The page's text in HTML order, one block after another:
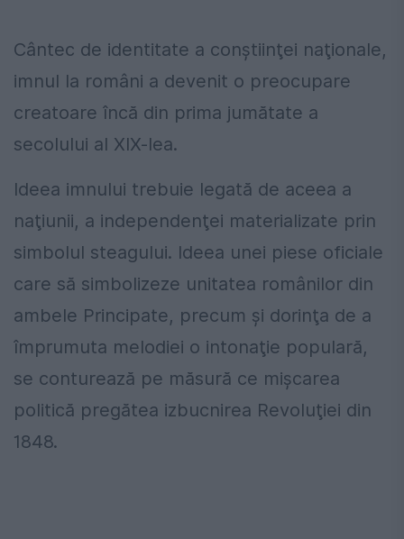
Cântec de identitate a conştiinţei naţionale,
imnul la români a devenit o preocupare
creatoare încă din prima jumătate a
secolului al XIX-lea.
Ideea imnului trebuie legată de aceea a
naţiunii, a independenţei materializate prin
simbolul steagului. Ideea unei piese oficiale
care să simbolizeze unitatea românilor din
ambele Principate, precum şi dorinţa de a
împrumuta melodiei o intonaţie populară,
se conturează pe măsură ce mişcarea
politică pregătea izbucnirea Revoluţiei din
1848.